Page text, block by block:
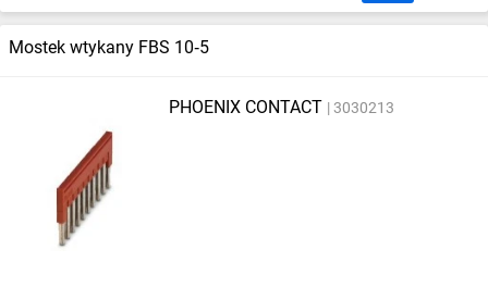
Mostek wtykany FBS 10‑5
PHOENIX CONTACT 3030213